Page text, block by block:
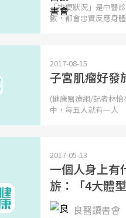
「排便狀況」是中醫
數，都會忠實反應身
2017-08-15
子宮肌瘤好
(健康醫療網/記者林
中，每五人就有一人
2017-05-13
一個人身上有
旂：「4大體
良醫讀書會